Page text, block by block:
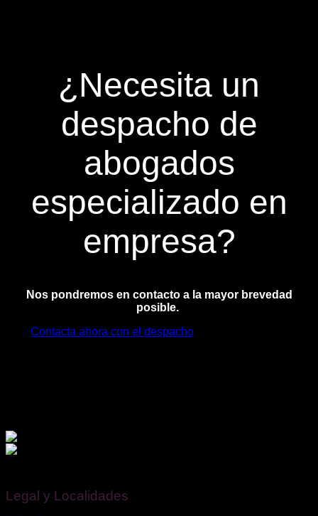
¿Necesita un
despacho de
abogados
especializado en
empresa?
Nos pondremos en contacto a la mayor brevedad
posible.
Contacta ahora con el despacho
Legal y Localidades